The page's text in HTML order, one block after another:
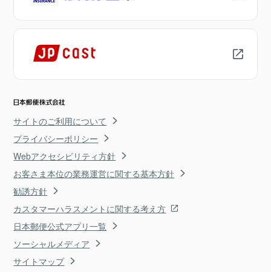
サイトのご利用について
プライバシーポリシー
Webアクセシビリティ方針
お客さま本位の業務運営に関する基本方針
勧誘方針
カスタマーハラスメントに関する考え方
日本郵便公式アプリ一覧
ソーシャルメディア
サイトマップ